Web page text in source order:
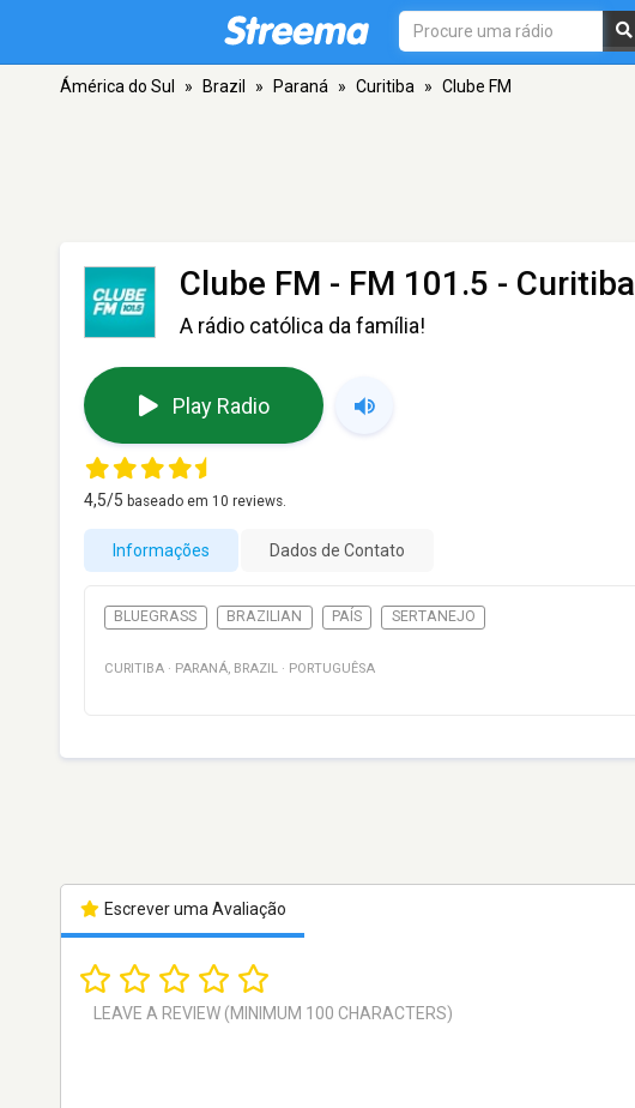
Ámérica do Sul » Brazil » Paraná » Curitiba » Clube FM
Clube FM - FM 101.5 - Curitiba
A rádio católica da família!
Play Radio
4,5/5 baseado em 10 reviews.
Informações Dados de Contato
BLUEGRASS BRAZILIAN PAÍS SERTANEJO
CURITIBA · PARANÁ, BRAZIL · PORTUGUÊSA
Escrever uma Avaliação